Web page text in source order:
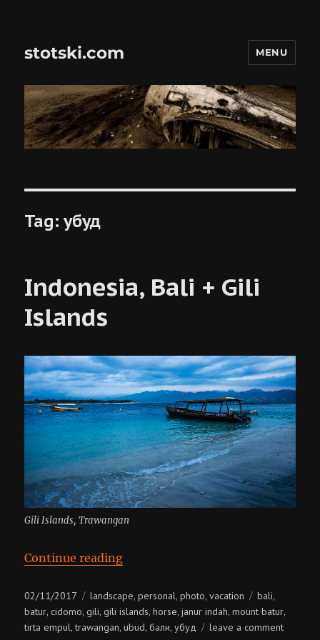
stotski.com MENU
Tag:убуд
Indonesia, Bali + Gili
Islands
Gili Islands, Trawangan
Continue reading“Indonesia, Bali + Gili Islands”
Posted
on
02/11/2017 Categories
landscape,personal,photo,vacation Tags
bali,
batur,cidomo,gili,gili islands,horse,janur indah,mount batur,
tirta empul,trawangan,ubud,бали,убуд leave a commenton